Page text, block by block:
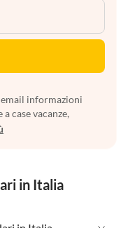
informazioni
case vacanze,
in Italia